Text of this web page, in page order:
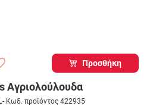
Προσθήκη
Αγριολούλουδα
- Κωδ. προϊόντος 422935